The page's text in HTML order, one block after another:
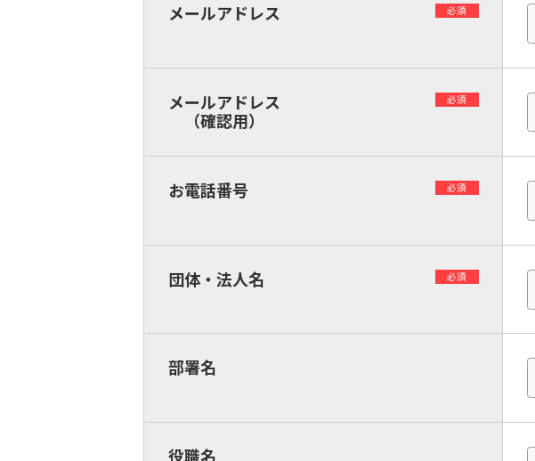
メールアドレス 必須
メールアドレス
（確認用）
必須
お電話番号 必須
団体・法人名 必須
部署名
役職名